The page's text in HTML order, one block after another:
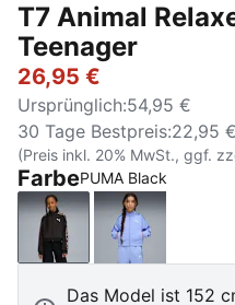
T7 Animal
Teenager
26,95 €
Ursprünglich:54,95 €
30 Tage Bestpreis:22,95 €
(Preis inkl. 20% MwSt., ggf.
FarbePUMA Black
PUMA BlackIntense
Das Model ist 152